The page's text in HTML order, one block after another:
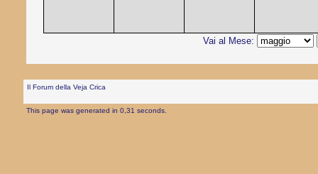
Vai al Mese:
Il Forum della Veja Crica
This page was generated in 0,31 seconds.